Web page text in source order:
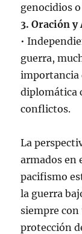
genocidios
3. Oración y
•
guerra,
importancia
diplomática
conflictos.
La
armados en
pacifismo
la guerra
siempre con
protección